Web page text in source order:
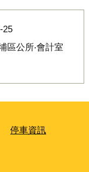
25
區公所‧會計室
停車資訊